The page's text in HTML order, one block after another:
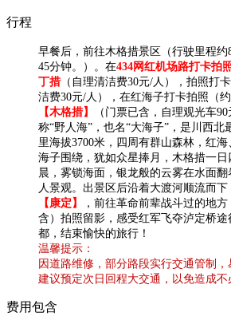
行程
早餐后，前往木格措景区 （行驶里程约
45分钟。）。 在434网红机场路打卡拍
丁措 （自理清洁费30元/人），拍照打
洁费30元/人），在红海子打卡拍照（
【木格措】
（ 门票已含 ，自理观光车
称“野人海”，也名“大海子”，是川西
里海拔3700米，四周有群山森林，红
海子围绕，犹如众星捧月，木格措一
晨，雾锁海面，银龙般的云雾在水面翻
人景观。出景区后沿着大渡河顺流而
【康定】
，前往革命前辈战斗过的地方
含）拍照留影，感受红军飞夺泸定桥
都，结束愉快的旅行！
温馨提示：
因道路维修，部分路段实行交通管制，
建议预定次日回程大交通，以免造成不
费用包含